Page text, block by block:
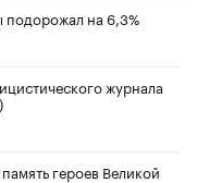
на 6,3%
журнала
героев Великой